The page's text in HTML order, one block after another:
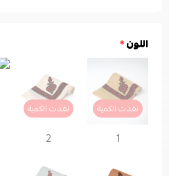
اللون*
نفدت الكمية
1
نفدت الكمية
2